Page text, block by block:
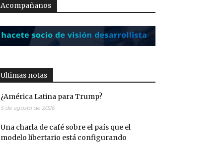
Acompañanos
Ultimas notas
¿América Latina para Trump?
5 de agosto de 2026
Una charla de café sobre el país que el
modelo libertario está configurando